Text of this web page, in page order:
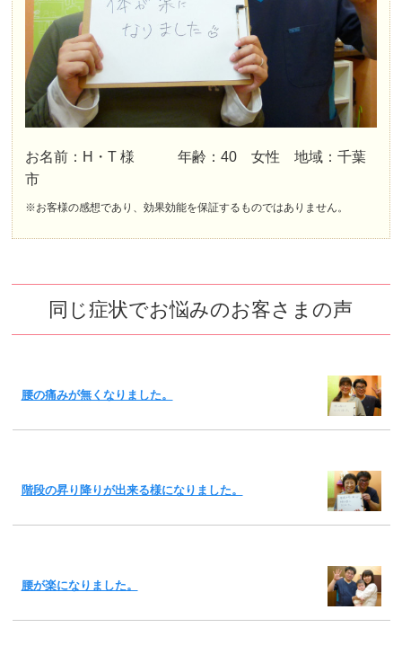
お名前：H・T 様 年齢：40 女性 地域：千葉
市
※お客様の感想であり、効果効能を保証するものではありません。
同じ症状でお悩みのお客さまの声
腰の痛みが無くなりました。
階段の昇り降りが出来る様になりました。
腰が楽になりました。